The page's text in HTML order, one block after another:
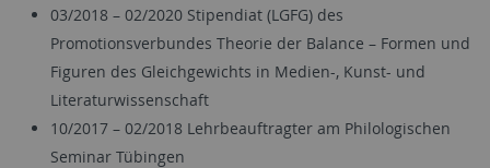
03/2018 – 02/2020 Stipendiat (LGFG) des
Promotionsverbundes Theorie der Balance – Formen und
Figuren des Gleichgewichts in Medien-, Kunst- und
Literaturwissenschaft
10/2017 – 02/2018 Lehrbeauftragter am Philologischen
Seminar Tübingen